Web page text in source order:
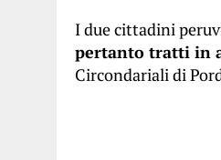
I due cittadini
pertanto tratti in
Circondariali di